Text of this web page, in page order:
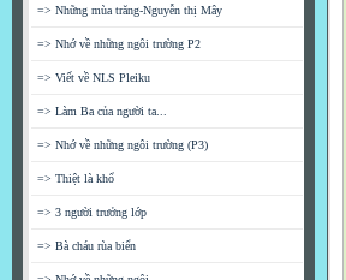
=> Những mùa trăng-Nguyễn thị Mây
=> Nhớ về những ngôi trường P2
=> Viết về NLS Pleiku
=> Làm Ba của người ta...
=> Nhớ về những ngôi trường (P3)
=> Thiệt là khổ
=> 3 người trưởng lớp
=> Bà cháu rùa biển